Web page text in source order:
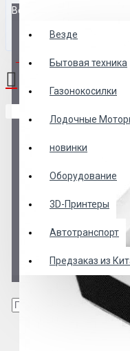
Везде
Везде
Бытовая техника
Газонокосилки
Лодочные
новинки
Оборудование
3D-Принтеры
Автотранспорт
Предзаказ из
0 товар(ов) - 0 р.